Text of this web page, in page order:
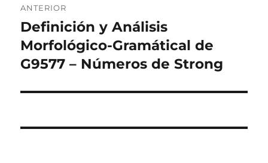
de
entradas
ANTERIOR
Entrada
anterior:
Definición y Análisis
Morfológico-Gramátical de
G9577 – Números de Strong